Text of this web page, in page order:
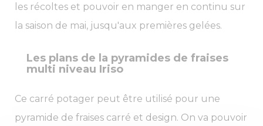
les récoltes et pouvoir en manger en continu sur
la saison de mai, jusqu'aux premières gelées.
Les plans de la pyramides de fraises
multi niveau Iriso
Ce carré potager peut être utilisé pour une
pyramide de fraises carré et design. On va pouvoir